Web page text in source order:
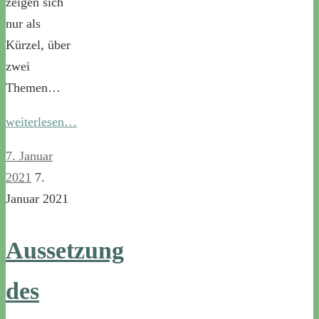
nur als
Kürzel, über
zwei
Themen…
weiterlesen…
7. Januar
2021 7.
Januar 2021
Aussetzung
des